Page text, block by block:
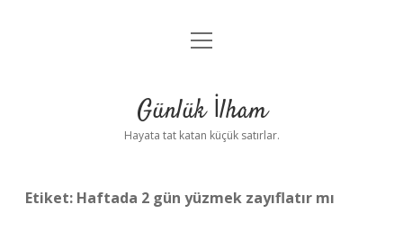
Anasayfa
Yasal Uyarı
menüyü
Günlük İlham
Hayata tat katan küçük satırlar.
Etiket: Haftada 2 gün yüzmek zayıflatır mı